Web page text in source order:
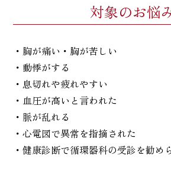
対象のお悩
・胸が痛い・胸が苦しい
・動悸がする
・息切れや疲れやすい
・血圧が高いと言われた
・脈が乱れる
・心電図で異常を指摘された
・健康診断で循環器科の受診を勧め